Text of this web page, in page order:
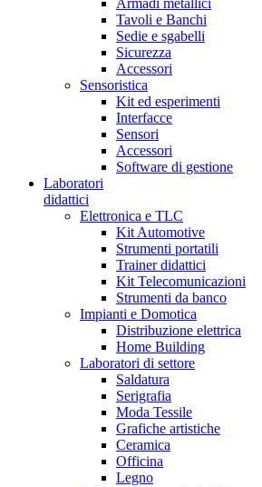
Tavoli e Banchi
Sedie e sgabelli
Sicurezza
Accessori
Sensoristica
Kit ed esperimenti
Interfacce
Sensori
Accessori
Software di gestione
Laboratori
didattici
Elettronica e TLC
Kit Automotive
Strumenti portatili
Trainer didattici
Kit Telecomunicazioni
Strumenti da banco
Impianti e Domotica
Distribuzione elettrica
Home Building
Laboratori di settore
Saldatura
Serigrafia
Moda Tessile
Grafiche artistiche
Ceramica
Officina
Legno